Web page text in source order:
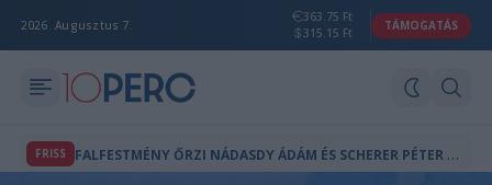
2026. Augusztus 7.
363.75 Ft
315.15 Ft
TÁMOGATÁS
FRISS F
ALFESTMÉNY ŐRZI NÁDASDY ÁDÁM ÉS SCHERER PÉTER EMLÉKÉT AZ ÖRDÖGKATLANON